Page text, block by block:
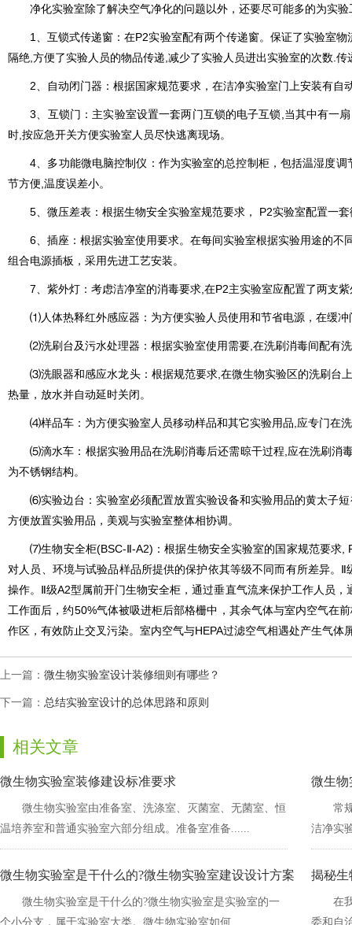
净化实验室除了解决空气净化的问题以外，还要尽可能多的为实验
1、互锁式传递窗：在P2实验室配有两个传递窗。保证了实验
隔绝,方便了实验人员的物品传递,减少了实验人员进出实验室的次数.传递
2、自动闭门器：根据国家规范要求，在洁净实验室门上安装有自
3、互锁门：主实验室设置一套两门互锁的电子互锁,当其中
时,按应急开关方便实验室人员尽快逃离现场。
4、多功能微电脑控制仪：作为实验室的总控制柜，包括温湿度
节方便,温度误差小。
5、微压差表：根据生物安全实验室规范要求， P2实验室配置
6、插座：根据实验室使用要求。在每间实验室根据实验用途的不同
组合电源插板，采用先进工艺安装。
7、紫外灯：考虑洁净室的消毒要求,在P2主实验室应配置了两支紫
⑴人体热释红外感应器：为方便实验人员使用和节省电源，在缓冲间
⑵洗刷台及污水处理器：根据实验室使用需要,在洗刷消毒间配有
⑶洗眼器和感应水龙头：根据规范要求,在微生物实验区的洗刷台上面
热量，放水并自动延时关闭。
⑷样品车：为方便实验室人员移动样品和其它实验用品,应专门在洗
⑸滴水车：根据实验用品在洗刷消毒后还需晾干过程,应在洗刷消
为不锈钢结构。
⑹实验边台 ：实验室必须配置放置实验设备和实验用品的黄太
方便放置实验用品，美观与实验室整体相协调。
⑺生物安全柜(BSC-Ⅱ-A2)：根据生物安全实验室的国家规范要求,
对人员、环境与试验品样品所提供的保护依其等级不同而有所差异。Ⅱ
操作。Ⅱ级A2型属前开门生物安全柜，通过垂直气流来保护工作人员
工作面后，约50%气体被吸进柜后部格栅中，其余气体与室内空气
作区，有效防止交叉污染。室内空气与HEPA过滤空气相遇处产生
上一篇： 微生物实验室设计装修细则有哪些？
下一篇： 总结实验室设计的总体思路和原则
相关文章
微生物实验室装修建设标准要求
微生物实验室由准备室、洗涤室、灭菌室、无菌室、恒
温培养室和普通实验室六部分组成。准备室准备......
微生物
常
洁净实验
微生物实验室是干什么的?微生物实验室建设设计方案
微生物实验室是干什么的?微生物实验室是实验室的一
个小分支，属于实验室大类。微生物实验室如何......
揭秘
在
委和自